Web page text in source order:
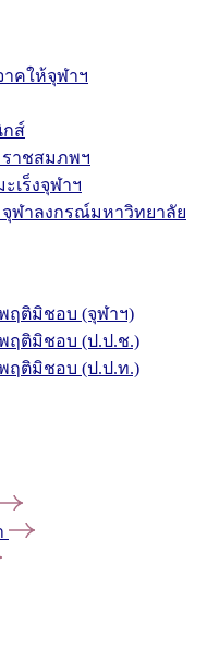
าคให้จุฬาฯ
กส์
าชสมภพฯ
เร็งจุฬาฯ
จุฬาลงกรณ์มหาวิทยาลัย
ฤติมิชอบ (จุฬาฯ)
ฤติมิชอบ (ป.ป.ช.)
ฤติมิชอบ (ป.ป.ท.)